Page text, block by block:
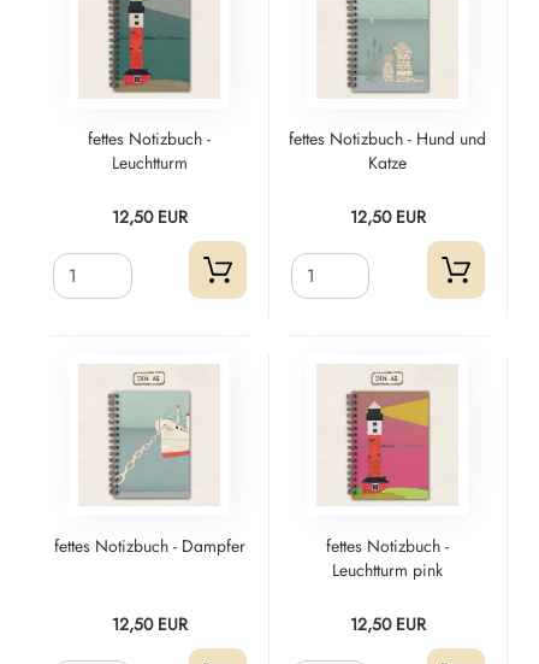
fettes Notizbuch -
Leuchtturm
12,50 EUR
fettes Notizbuch - Hund und
Katze
12,50 EUR
fettes Notizbuch - Dampfer
12,50 EUR
fettes Notizbuch -
Leuchtturm pink
12,50 EUR